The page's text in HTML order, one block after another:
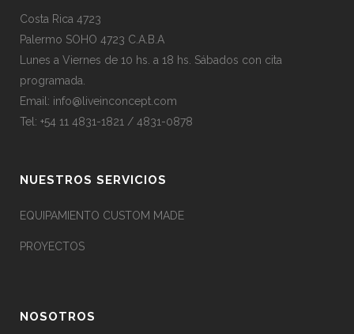
Costa Rica 4723
Palermo SOHO 4723 C.A.B.A
Lunes a Viernes de 10 hs. a 18 hs. Sábados con cita
programada.
Email: info@liveinconcept.com
Tel: +54 11 4831-1821 / 4831-0878
NUESTROS SERVICIOS
EQUIPAMIENTO CUSTOM MADE
PROYECTOS
NOSOTROS